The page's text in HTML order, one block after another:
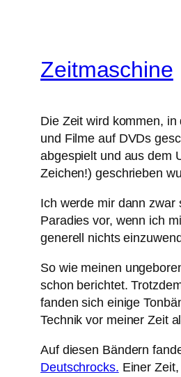
Zeitmaschine
Die Zeit wird kommen,
und Filme auf DVDs
abgespielt und aus dem
Zeichen!) geschrieben
Ich werde mir dann
Paradies vor, wenn ich
generell nichts
So wie meinen
schon berichtet.
fanden sich einige
Technik vor meiner Zeit
Auf diesen Bändern
Deutschrocks. Einer